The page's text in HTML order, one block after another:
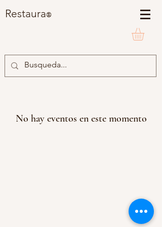
Restaura®
No hay eventos en este momento